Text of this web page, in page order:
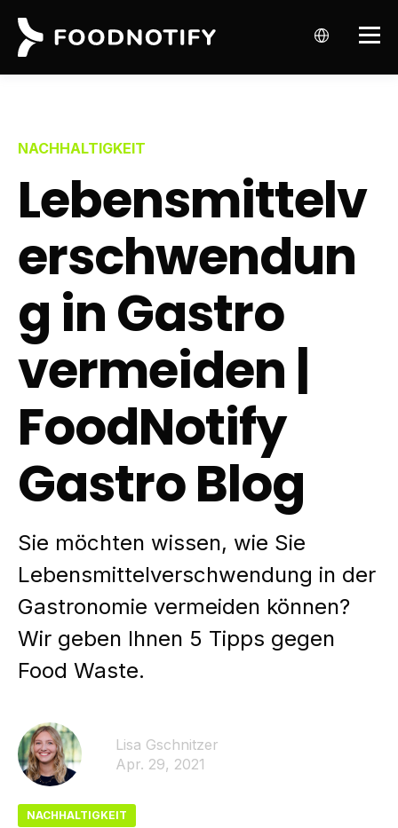
NACHHALTIGKEIT
Lebensmittelv
erschwendun
g in Gastro
vermeiden |
FoodNotify
Gastro Blog
Sie möchten wissen, wie Sie
Lebensmittelverschwendung in der
Gastronomie vermeiden können?
Wir geben Ihnen 5 Tipps gegen
Food Waste.
Lisa Gschnitzer
Apr. 29, 2021
NACHHALTIGKEIT